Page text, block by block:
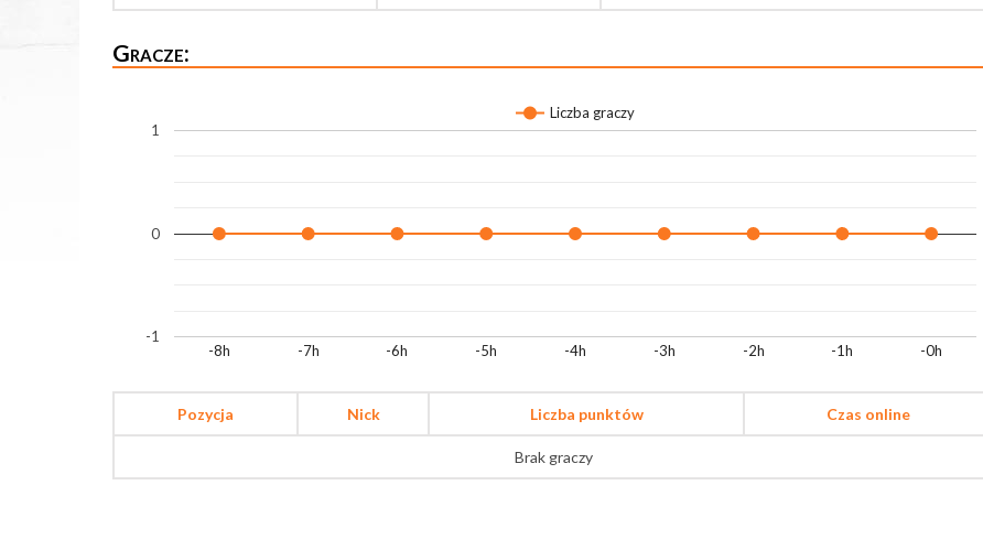
Gracze:
Liczba graczy
-8h -7h -6h -5h -4h -3h -2h -1h -0h
-1
0
1
Pozycja Nick Liczba punktów Czas online
Brak graczy